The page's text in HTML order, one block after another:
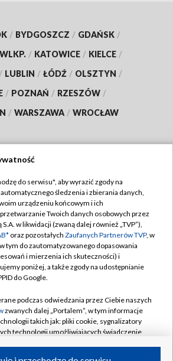
/ BYDGOSZCZ / GDAŃSK /
/ KATOWICE / KIELCE /
/ LUBLIN / ŁÓDŹ / OLSZTYN /
/ POZNAŃ / RZESZÓW /
/ WARSZAWA / WROCŁAW
TVP
TVP
Cyfrowa
Regulamin TVP
Polityka prywatności
Moje zgody
Pomoc
Kontakt
Kanały
do serwisu", aby wyrazić zgody na
śledzenia i zbierania danych,
urządzeniu końcowym i ich
Twoich danych osobowych przez
w likwidacji (zwaną dalej również „TVP”),
oraz pozostałych Zaufanych Partnerów TVP, w
tym do zautomatyzowanego dopasowania
i mierzenia ich skuteczności) i
poniżej, a także zgody na udostępnianie
do Google.
podczas odwiedzania przez Ciebie naszych
zwanych dalej „Portalem”, w tym informacje
takich jak: pliki cookie, sygnalizatory
technologii umożliwiających świadczenie